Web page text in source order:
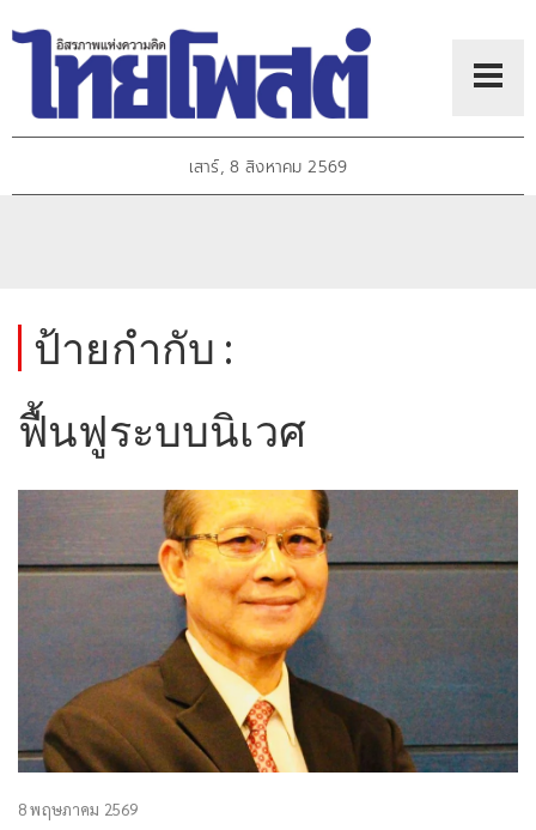
เสาร์, 8 สิงหาคม 2569
ป้ายกำกับ :
ฟื้นฟูระบบนิเวศ
8 พฤษภาคม 2569